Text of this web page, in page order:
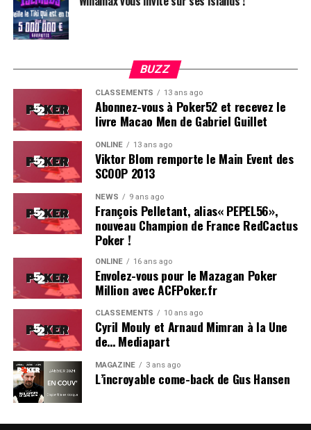
Soleau à gauche, sorti par Logghe au centre
BUZZ
CLASSEMENTS 13 ans ago
Abonnez-vous à Poker52 et recevez le
livre Macao Men de Gabriel Guillet
ONLINE 13 ans ago
Viktor Blom remporte le Main Event des
SCOOP 2013
NEWS 9 ans ago
François Pelletant, alias« PEPEL56»,
nouveau Champion de France RedCactus
Poker !
ONLINE 16 ans ago
Envolez-vous pour le Mazagan Poker
Million avec ACFPoker.fr
CLASSEMENTS 10 ans ago
Cyril Mouly et Arnaud Mimran à la Une
de… Mediapart
MAGAZINE 3 ans ago
L’incroyable come-back de Gus Hansen